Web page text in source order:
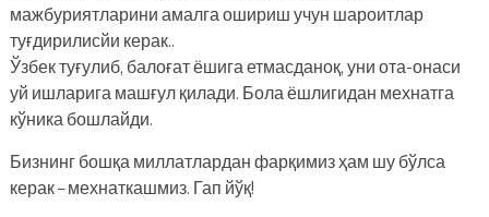
мажбуриятларини амалга ошириш учун шароитлар
туғдирилисйи керак..
Ўзбек туғулиб, балоғат ёшига етмасданоқ, уни ота-онаси
уй ишларига машғул қилади. Бола ёшлигидан мехнатга
кўника бошлайди.
Бизнинг бошқа миллатлардан фарқимиз ҳам шу бўлса
керак – мехнаткашмиз. Гап йўқ!